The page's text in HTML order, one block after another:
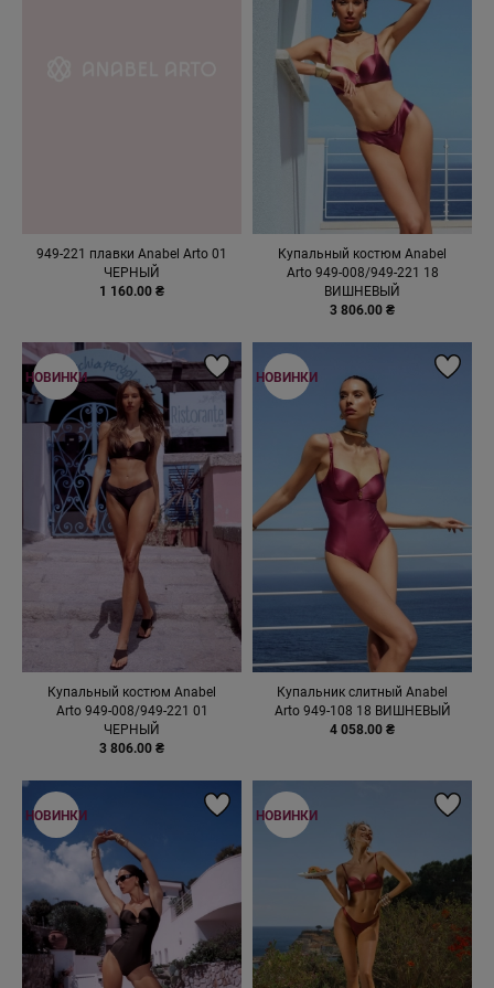
949-221 плавки Anabel Arto 01
ЧЕРНЫЙ
1 160.00 ₴
Купальный костюм Anabel
Arto 949-008/949-221 18
ВИШНЕВЫЙ
3 806.00 ₴
Купальный костюм Anabel
Arto 949-008/949-221 01
ЧЕРНЫЙ
3 806.00 ₴
НОВИНКИ
Купальник слитный Anabel
Arto 949-108 18 ВИШНЕВЫЙ
4 058.00 ₴
НОВИНКИ
НОВИНКИ НОВИНКИ